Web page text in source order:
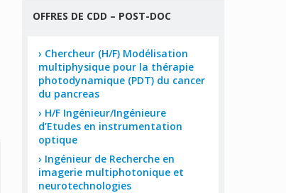
OFFRES DE CDD – POST-DOC
Chercheur (H/F) Modélisation
multiphysique pour la thérapie
photodynamique (PDT) du cancer
du pancreas
H/F Ingénieur/Ingénieure
d’Etudes en instrumentation
optique
Ingénieur de Recherche en
imagerie multiphotonique et
neurotechnologies